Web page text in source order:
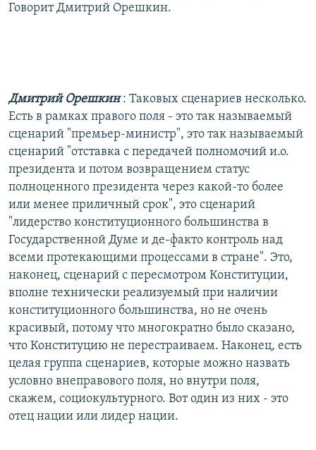
Говорит Дмитрий Орешкин.
Дмитрий Орешкин: Таковых сценариев несколько.
Есть в рамках правого поля - это так называемый
сценарий "премьер-министр", это так называемый
сценарий "отставка с передачей полномочий и.о.
президента и потом возвращением статус
полноценного президента через какой-то более
или менее приличный срок", это сценарий
"лидерство конституционного большинства в
Государственной Думе и де-факто контроль над
всеми протекающими процессами в стране". Это,
наконец, сценарий с пересмотром Конституции,
вполне технически реализуемый при наличии
конституционного большинства, но не очень
красивый, потому что многократно было сказано,
что Конституцию не перестраиваем. Наконец, есть
целая группа сценариев, которые можно назвать
условно внеправового поля, но внутри поля,
скажем, социокультурного. Вот один из них - это
отец нации или лидер нации.